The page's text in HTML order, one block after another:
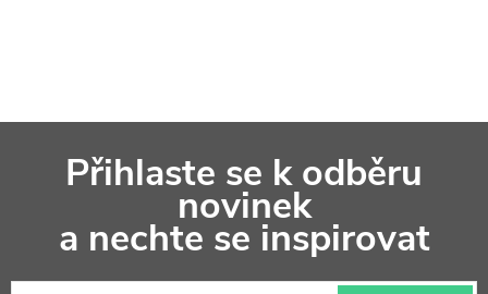
a
Přihlaste se k odběru
novinek
a nechte se inspirovat